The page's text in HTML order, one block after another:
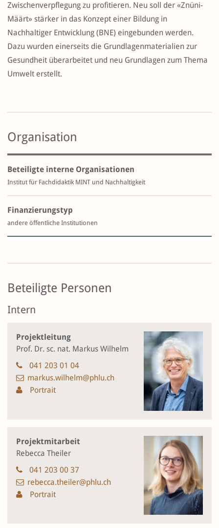
Zwischenverpflegung zu profitieren. Neu soll der «Znüni-
Määrt» stärker in das Konzept einer Bildung in
Nachhaltiger Entwicklung (BNE) eingebunden werden.
Dazu wurden einerseits die Grundlagenmaterialien zur
Gesundheit überarbeitet und neu Grundlagen zum Thema
Umwelt erstellt.
Organisation
Beteiligte interne Organisationen
Institut für Fachdidaktik MINT und Nachhaltigkeit
Finanzierungstyp
andere öffentliche Institutionen
Beteiligte Personen
Intern
Projektleitung
Prof. Dr. sc. nat. Markus Wilhelm
041 203 01 04
markus.wilhelm@phlu.ch
Portrait
Projektmitarbeit
Rebecca Theiler
041 203 00 37
rebecca.theiler@phlu.ch
Portrait